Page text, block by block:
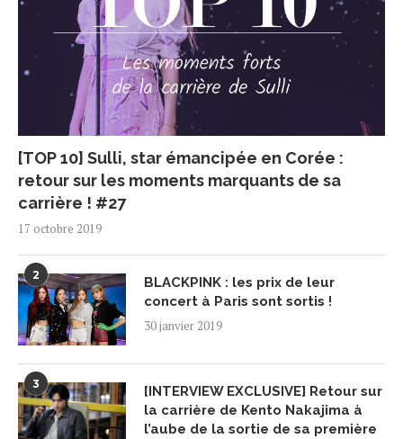
[TOP 10] Sulli, star émancipée en Corée :
retour sur les moments marquants de sa
carrière ! #27
17 octobre 2019
2
BLACKPINK : les prix de leur
concert à Paris sont sortis !
30 janvier 2019
3
[INTERVIEW EXCLUSIVE] Retour sur
la carrière de Kento Nakajima à
l’aube de la sortie de sa première